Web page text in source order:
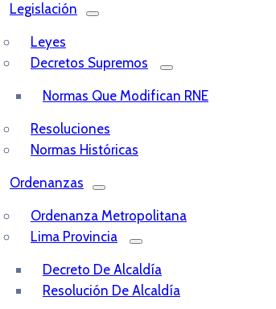
Legislación
Leyes
Decretos Supremos
Normas Que Modifican RNE
Resoluciones
Normas Históricas
Ordenanzas
Ordenanza Metropolitana
Lima Provincia
Decreto De Alcaldía
Resolución De Alcaldía